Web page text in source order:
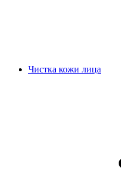
Чистка кожи лица